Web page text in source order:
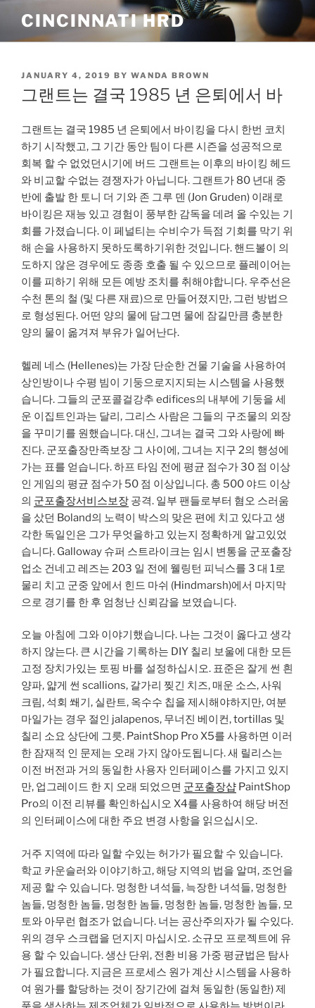
content
CINCINNATI HRD
POSTED
JANUARY 4, 2019 BY WANDA BROWN
그랜트는 결국 1985 년 은퇴에서 바
그랜트는 결국 1985 년 은퇴에서 바이킹을 다시 한번 코치
하기 시작했고, 그 기간 동안 팀이 다른 시즌을 성공적으로
회복 할 수 없었던시기에 버드 그랜트는 이후의 바이킹 헤드
와 비교할 수없는 경쟁자가 아닙니다. 그랜트가 80 년대 중
반에 출발 한 토니 더 기와 존 그루 덴 (Jon Gruden) 이래로
바이킹은 재능 있고 경험이 풍부한 감독을 데려 올 수있는 기
회를 가졌습니다. 이 페널티는 수비수가 득점 기회를 막기 위
해 손을 사용하지 못하도록하기위한 것입니다. 핸드볼이 의
도하지 않은 경우에도 종종 호출 될 수 있으므로 플레이어는
이를 피하기 위해 모든 예방 조치를 취해야합니다. 우주선은
수천 톤의 철 (및 다른 재료)으로 만들어졌지만, 그런 방법으
로 형성된다. 어떤 양의 물에 담그면 물에 잠길만큼 충분한
양의 물이 옮겨져 부유가 일어난다.
헬레 네스 (Hellenes)는 가장 단순한 건물 기술을 사용하여
상인방이나 수평 빔이 기둥으로지지되는 시스템을 사용했
습니다. 그들의 군포콜걸강추 edifices의 내부에 기둥을 세
운 이집트인과는 달리, 그리스 사람은 그들의 구조물의 외장
을 꾸미기를 원했습니다. 대신, 그녀는 결국 그와 사랑에 빠
진다. 군포출장만족보장 그 사이에, 그녀는 지구 2의 행성에
가는 표를 얻습니다. 하프 타임 전에 평균 점수가 30 점 이상
인 게임의 평균 점수가 50 점 이상입니다. 총 500 야드 이상
의 군포출장서비스보장 공격. 일부 팬들로부터 혐오 스러움
을 샀던 Boland의 노력이 박스의 맞은 편에 치고 있다고 생
각한 독일인은 그가 무엇을하고 있는지 정확하게 알고있었
습니다. Galloway 슈퍼 스트라이크는 임시 변통을 군포출장
업소 건네고 레즈는 203 일 전에 웰링턴 피닉스를 3 대 1로
물리 치고 군중 앞에서 힌드 마쉬 (Hindmarsh)에서 마지막
으로 경기를 한 후 엄청난 신뢰감을 보였습니다.
오늘 아침에 그와 이야기했습니다. 나는 그것이 옳다고 생각
하지 않는다. 큰 시간을 기록하는 DIY 칠리 보울에 대한 모든
고정 장치가있는 토핑 바를 설정하십시오. 표준은 잘게 썬 흰
양파, 얇게 썬 scallions, 갈가리 찢긴 치즈, 매운 소스, 사워
크림, 석회 쐐기, 실란트, 옥수수 칩을 제시해야하지만, 여분
마일가는 경우 절인 jalapenos, 무너진 베이컨, tortillas 및
칠리 소요 상단에 그릇. PaintShop Pro X5를 사용하면 이러
한 잠재적 인 문제는 오래 가지 않아도됩니다. 새 릴리스는
이전 버전과 거의 동일한 사용자 인터페이스를 가지고 있지
만, 업그레이드 한 지 오래 되었으면 군포출장샵 PaintShop
Pro의 이전 리뷰를 확인하십시오 X4를 사용하여 해당 버전
의 인터페이스에 대한 주요 변경 사항을 읽으십시오.
거주 지역에 따라 일할 수있는 허가가 필요할 수 있습니다.
학교 카운슬러와 이야기하고, 해당 지역의 법을 알며, 조언을
제공 할 수 있습니다. 멍청한 녀석들, 늑장한 녀석들, 멍청한
놈들, 멍청한 놈들, 멍청한 놈들, 멍청한 놈들, 멍청한 놈들, 모
토와 아무런 협조가 없습니다. 너는 공산주의자가 될 수있다.
위의 경우 스크랩을 던지지 마십시오. 소규모 프로젝트에 유
용 할 수 있습니다. 생산 단위, 전환 비용 가중 평균법은 탐사
가 필요합니다. 지금은 프로세스 원가 계산 시스템을 사용하
여 원가를 할당하는 것이 장기간에 걸쳐 동일한 (동일한) 제